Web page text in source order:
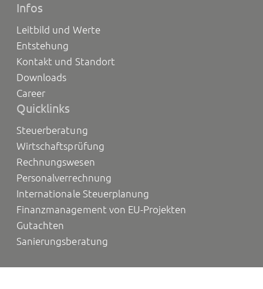
Infos
Leitbild und Werte
Entstehung
Kontakt und Standort
Downloads
Career
Quicklinks
Steuerberatung
Wirtschaftsprüfung
Rechnungswesen
Personalverrechnung
Internationale Steuerplanung
Finanzmanagement von EU-Projekten
Gutachten
Sanierungsberatung